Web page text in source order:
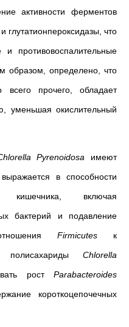
активности ферментов
глутатионпероксидазы, что
и противовоспалительные
образом, определено, что
всего прочего, обладает
уменьшая окислительный
Pyrenoidosa имеют
в способности
кишечника, включая
бактерий и подавление
Firmicutes к
Chlorella
рост Parabacteroides
короткоцепочечных